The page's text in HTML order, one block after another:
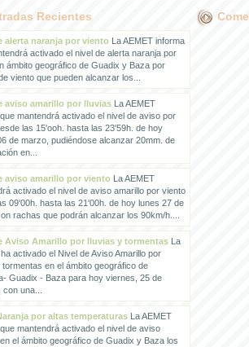
Recientes
alerta naranja por vientoLa AEMET informa
activado el nivel de alerta naranja por
ámbito geográfico de Guadix y Baza por
viento que pueden alcanzar los...
aviso amarillo por lluviasLa AEMET
mantendrá activado el nivel de aviso por
las 15'ooh. hasta las 23'59h. de hoy
de marzo, pudiéndose alcanzar 20mm. de
en...
aviso amarillo por vientoLa AEMET
activado el nivel de aviso amarillo por viento
09'00h. hasta las 21'00h. de hoy lunes 27 de
rachas que podrán alcanzar los 90km/h....
Aviso Amarillo por lluvias y tormentasLa
activado el Nivel de Aviso Amarillo por
tormentas en el ámbito geográfico de
Guadix - Baza para hoy viernes, 25 de
una...
por altas temperaturasLa AEMET
mantendrá activado el nivel de aviso
el ámbito geográfico de Guadix y Baza los